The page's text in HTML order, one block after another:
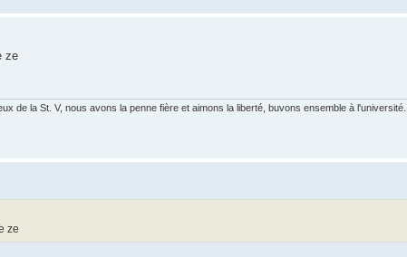
ze
de la St. V, nous avons la penne fière et aimons la liberté, buvons ensemble à l'université...
ze